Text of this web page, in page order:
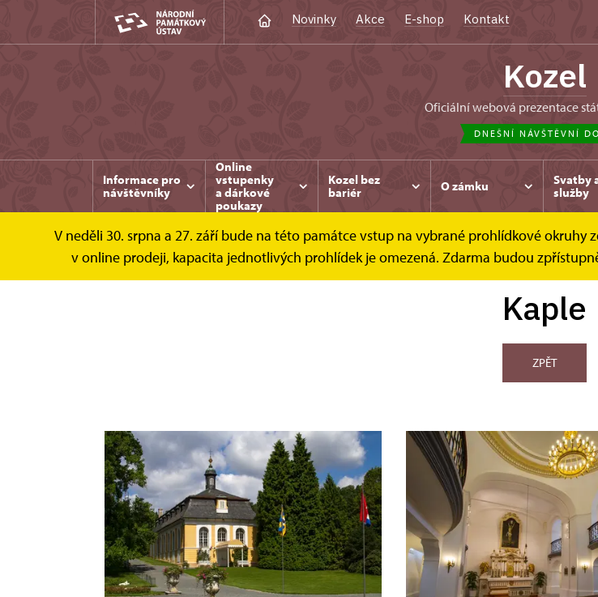
Novinky Akce E-shop Kontakt
Kozel
oficiální webová prezentace
DNEŠNÍ NÁVŠTĚVNÍ
Informace pro
návštěvníky
Online
vstupenky
a dárkové
poukazy
Kozel bez
bariér
O zámku
Svatby
služby
V neděli 30. srpna a 27. září bude na této památce vstup na vybrané prohlídkové
v online prodeji, kapacita jednotlivých prohlídek je omezená. Zdarma budou
Kozel Fotogalerie Kaple
Kaple
ZPĚT